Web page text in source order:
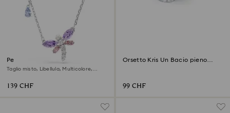
Pendente Ariana Grande x
Swarovski
Taglio misto, Libellula, Multicolore,
139 CHF
Orsetto Kris Un Bacio pieno
99 CHF